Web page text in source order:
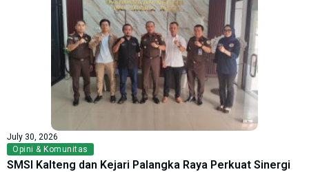
July 30, 2026
Opini & Komunitas
SMSI Kalteng dan Kejari Palangka Raya Perkuat Sinergi